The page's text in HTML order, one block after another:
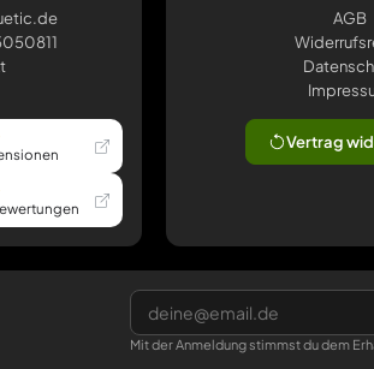
AGB
Vertrag
Mit der Anmeldung stimmst du dem